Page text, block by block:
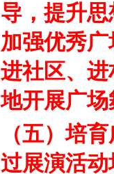
导，提升
加强优秀
进社区、
地开展广
（五）培
过展演活